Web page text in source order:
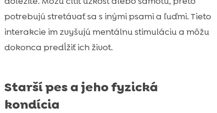
potrebujú stretávať sa s inými psami a ľuďmi. Tieto
interakcie im zvyšujú mentálnu stimuláciu a môžu
dokonca predĺžiť ich život.
Starší pes a jeho fyzická
kondícia